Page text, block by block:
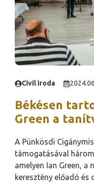
Civil iroda
Békésen
Green a
A Pünkösdi
támogatásával
amelyen Ian Green, a
keresztény előadó és